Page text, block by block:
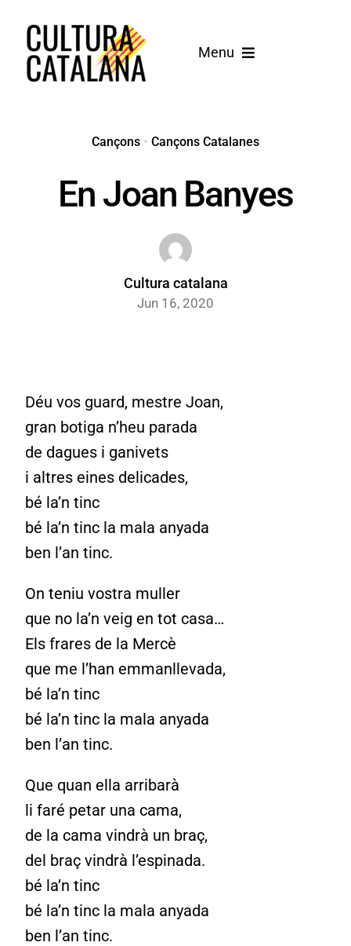
content
Menu
Cançons
Blog
Cançons • Cançons Catalanes
En Joan Banyes
Cultura catalana
Jun 16, 2020
Déu vos guard, mestre Joan,
gran botiga n’heu parada
de dagues i ganivets
i altres eines delicades,
bé la’n tinc
bé la’n tinc la mala anyada
ben l’an tinc.
On teniu vostra muller
que no la’n veig en tot casa…
Els frares de la Mercè
que me l’han emmanllevada,
bé la’n tinc
bé la’n tinc la mala anyada
ben l’an tinc.
Que quan ella arribarà
li faré petar una cama,
de la cama vindrà un braç,
del braç vindrà l’espinada.
bé la’n tinc
bé la’n tinc la mala anyada
ben l’an tinc.